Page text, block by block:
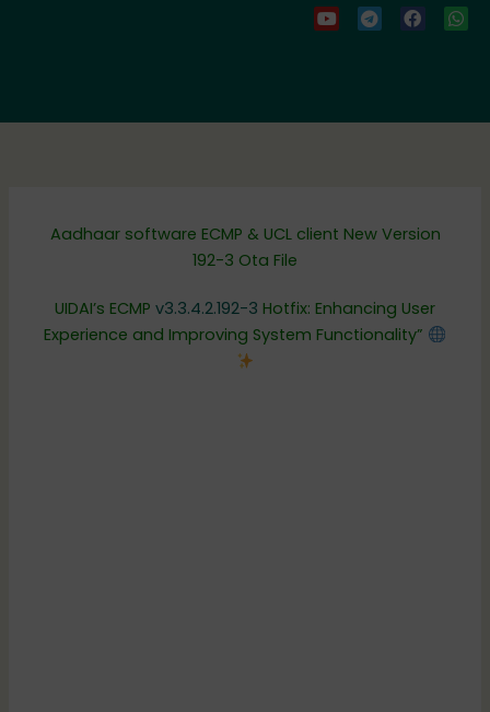
Y
o
e
T
e
a
F
a
o
W
h
p
Aadhaar software ECMP & UCL client New Version
192-3 Ota File
UIDAI’s ECMP v3.3.4.2.192-3 Hotfix: Enhancing User
Experience and Improving System Functionality”